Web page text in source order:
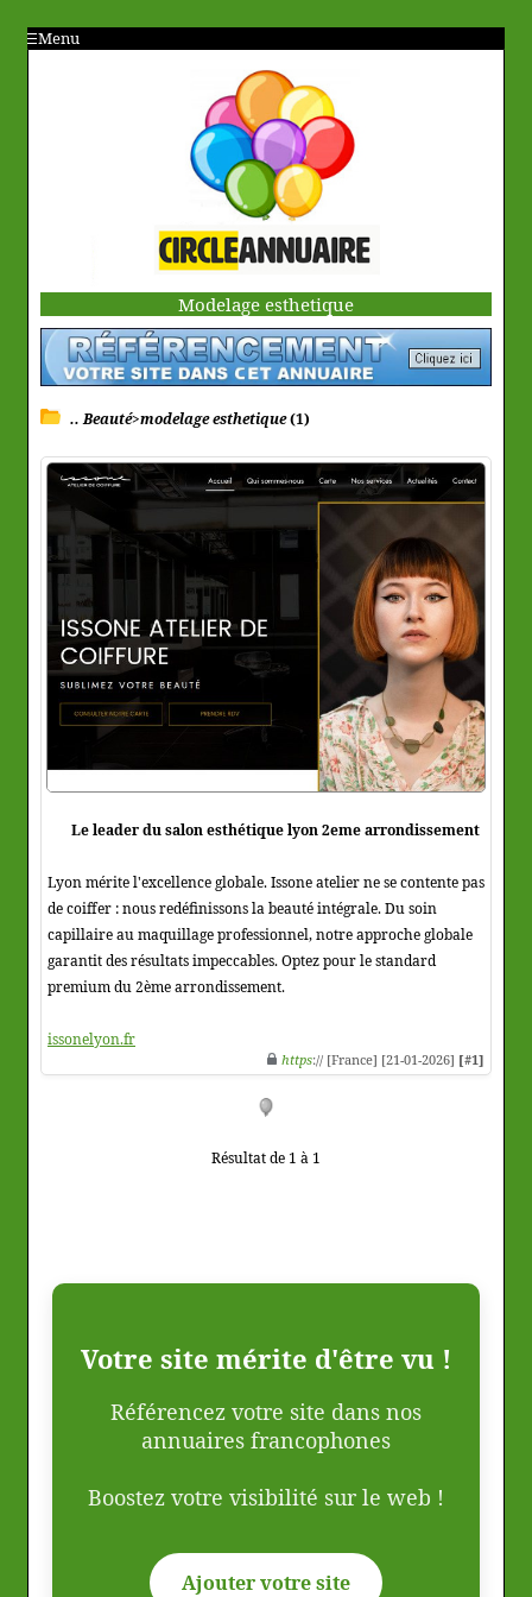
Menu
Modelage esthetique
.. Beauté>modelage esthetique(1)
Le leader du salon esthétique lyon 2eme arrondissement
Lyon mérite l'excellence globale. Issone atelier ne se contente pas
de coiffer : nous redéfinissons la beauté intégrale. Du soin
capillaire au maquillage professionnel, notre approche globale
garantit des résultats impeccables. Optez pour le standard
premium du 2ème arrondissement.
issonelyon.fr
https:// [France] [21-01-2026] [#1]
Résultat de 1 à 1
Votre site mérite d'être vu !
Référencez votre site dans nos
annuaires francophones
Boostez votre visibilité sur le web !
Ajouter votre site